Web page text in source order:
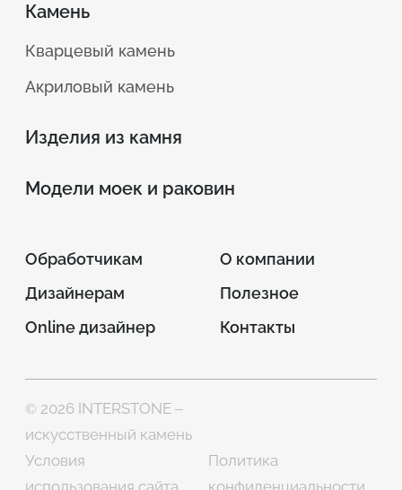
Камень
Кварцевый камень
Акриловый камень
Изделия из камня
Модели моек и раковин
Обработчикам
Дизайнерам
Online дизайнер
О компании
Полезное
Контакты
© 2026 INTERSTONE –
искусственный камень
Условия
Политика